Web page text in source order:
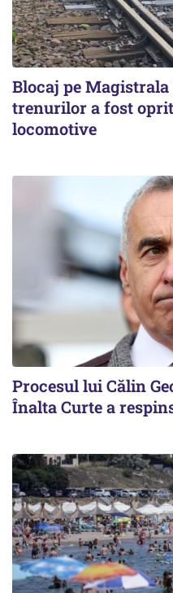
Blocaj pe Magistrala
trenurilor a fost
locomotive
Procesul lui Călin
Înalta Curte a